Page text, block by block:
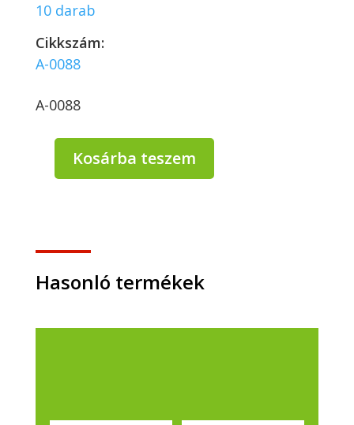
10 darab
Cikkszám:
A-0088
A-0088
Longdrink
pohár
ml
-
10
mennyiség
Kosárba teszem
Hasonló termékek